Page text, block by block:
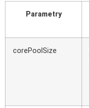
Parametry
corePoolSize